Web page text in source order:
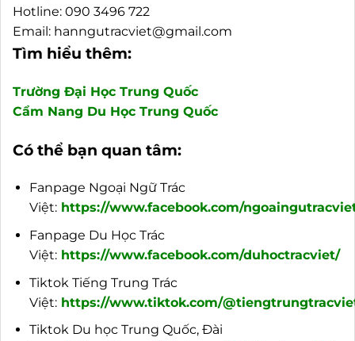
Hotline: 090 3496 722
Email: hanngutracviet@gmail.com
Tìm hiểu thêm:
Trường Đại Học Trung Quốc
Cẩm Nang Du Học Trung Quốc
Có thể bạn quan tâm:
Fanpage Ngoại Ngữ Trác
Việt: https://www.facebook.com/
Fanpage Du Học Trác
Việt: https://www.facebook.com/duhoctracviet/
Tiktok Tiếng Trung Trác
Việt: https://www.tiktok.com/
Tiktok Du học Trung Quốc, Đài